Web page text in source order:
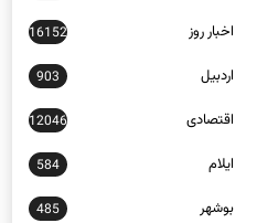
اخبار روز 16152
اردبیل 903
اقتصادی 12046
ایلام 584
بوشهر 485